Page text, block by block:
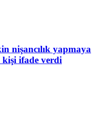
nişancılık yapmaya
ifade verdi